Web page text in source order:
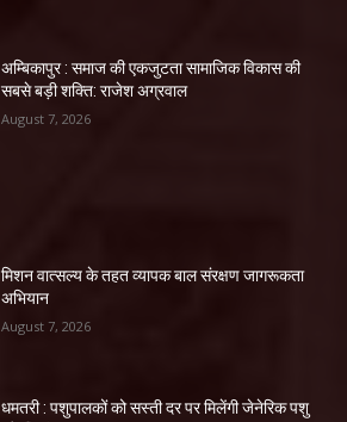
अम्बिकापुर : समाज की एकजुटता सामाजिक विकास की
सबसे बड़ी शक्ति: राजेश अग्रवाल
August 7, 2026
मिशन वात्सल्य के तहत व्यापक बाल संरक्षण जागरूकता
अभियान
August 7, 2026
धमतरी : पशुपालकों को सस्ती दर पर मिलेंगी जेनेरिक पशु